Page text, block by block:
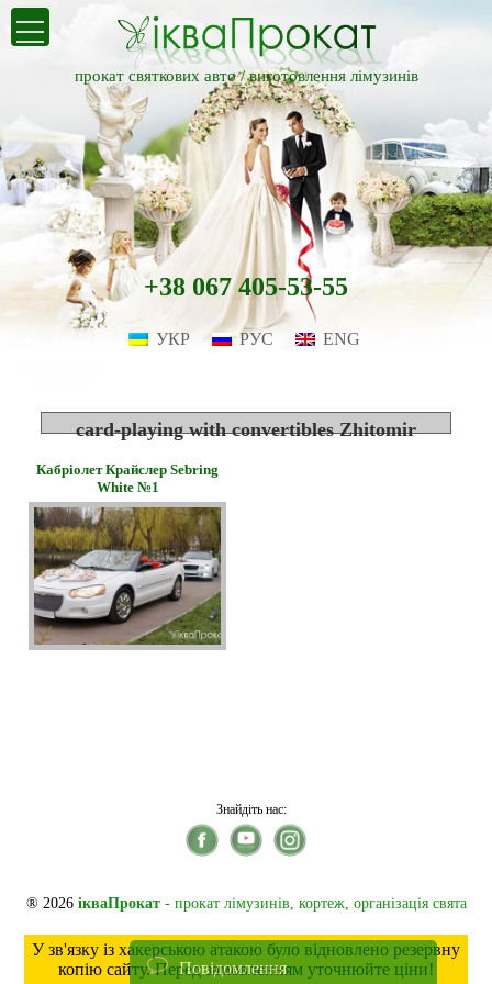
прокат святкових авто /виготовлення лімузинів
+38 067 405-53-55
УКР РУС ENG
card-playing with convertibles Zhitomir
Кабріолет Крайслер Sebring
White №1
Знайдіть нас:
® 2026 ікваПрокат- прокат лімузинів, кортеж, організація свята
У зв'язку із хакерською атакою було відновлено резервну
копію сайту. Перед замовленням уточнюйте ціни!
Повідомлення